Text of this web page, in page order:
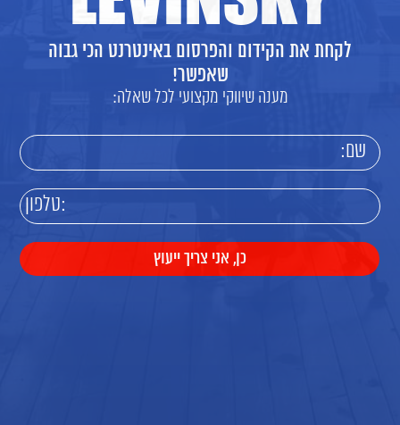
לקחת את הקידום והפרסום באינטרנט הכי גבוה
שאפשר!
מענה שיווקי מקצועי לכל שאלה: